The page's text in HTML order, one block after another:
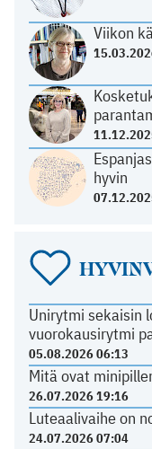
Viikon
hyvin
Unirytmi sekaisin
vuorokausirytmi
05.08.2026 06:13
Mitä ovat
26.07.2026 19:16
Luteaalivaihe on
24.07.2026 07:04